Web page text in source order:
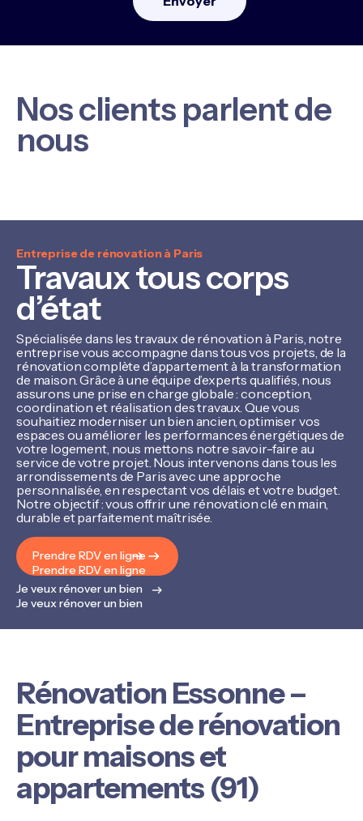
Nos clients parlent de
nous
Entreprise de rénovation à Paris
Travaux tous corps
d’état
Spécialisée dans les travaux de rénovation à Paris, notre
entreprise vous accompagne dans tous vos projets, de la
rénovation complète d’appartement à la transformation
de maison. Grâce à une équipe d’experts qualifiés, nous
assurons une prise en charge globale : conception,
coordination et réalisation des travaux. Que vous
souhaitiez moderniser un bien ancien, optimiser vos
espaces ou améliorer les performances énergétiques de
votre logement, nous mettons notre savoir-faire au
service de votre projet. Nous intervenons dans tous les
arrondissements de Paris avec une approche
personnalisée, en respectant vos délais et votre budget.
Notre objectif : vous offrir une rénovation clé en main,
durable et parfaitement maîtrisée.
Prendre RDV en ligne
Prendre RDV en ligne
Je veux rénover un bien
Je veux rénover un bien
Rénovation Essonne –
Entreprise de rénovation
pour maisons et
appartements (91)